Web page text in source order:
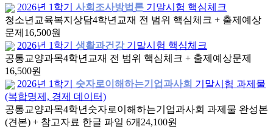
2026년 1학기
사회조사방법론 기말시험 핵심체크
청소년교육복지상담4학년 교재 전 범위 핵심체크 + 출제예상
문제 16,500원
2026년 1학기
생활과건강 기말시험 핵심체크
공통교양과목4학년 교재 전 범위 핵심체크 + 출제예상문제
16,500원
2026년 1학기
숫자로이해하는기업과사회 기말시험 과제물
(복합명제, 경제 데이터)
공통교양과목4학년 숫자로이해하는기업과사회 과제물 완성본
(견본) + 참고자료 한글 파일 6개 24,100원